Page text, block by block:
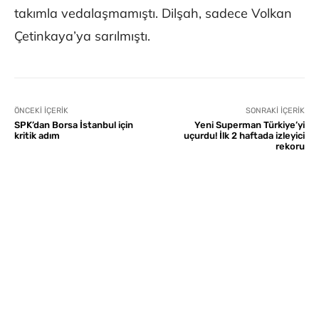
takımla vedalaşmamıştı. Dilşah, sadece Volkan
Çetinkaya’ya sarılmıştı.
ÖNCEKI İÇERIK
SPK’dan Borsa İstanbul için
kritik adım
SONRAKI İÇERIK
Yeni Superman Türkiye’yi
uçurdu! İlk 2 haftada izleyici
rekoru